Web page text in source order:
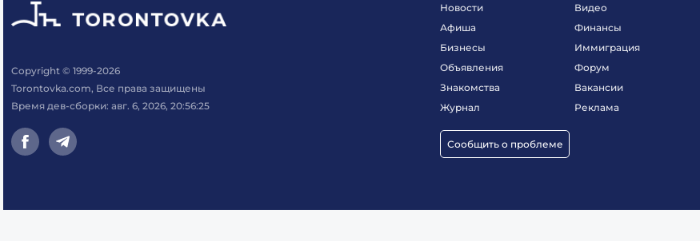
Copyright © 1999-2026
Torontovka.com, Все права защищены
Время дев-сборки: авг. 6, 2026, 20:56:25
Новости
Афиша
Бизнесы
Объявления
Знакомства
Журнал
Сообщить о проблеме
Видео
Финансы
Иммиграция
Форум
Вакансии
Реклама